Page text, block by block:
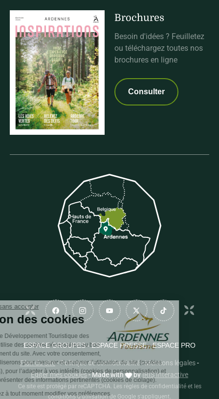
Brochures
Besoin d'idées ? Feuilletez
ou téléchargez toutes nos
brochures en ligne
Consulter
Suivez-nous sur Facebook
Suivez-nous sur Instagram
Suivez-nous sur Youtube
Suivez-nous sur
Suivez-nous
ESPACE GROUPES ESPACE PRESSE ESPACE PRO
Plan du site-Politique de confidentialité-Mentions légales-
Éditer mes cookies- Made with byIRIS Interactive
Ce site est protégé par reCAPTCHA. Les règles de confidentialitéet les
conditions d'utilisationde Google s'appliquent.
Continuer sans accepter
Gestion des cookies
L’Agence de Développement Touristique des
Ardennes utilise des cookies nécessaires au bon
fonctionnement du site. Avec votre consentement,
nous les utiliserons pour mesurer et analyser l’utilisation du site (cookies
analytiques), pour l’adapter à vos intérêts (cookies de personnalisation) et
pour vous présenter des informations pertinentes (cookies de ciblage).
Vous pouvez à tout moment modifier vos préférences.